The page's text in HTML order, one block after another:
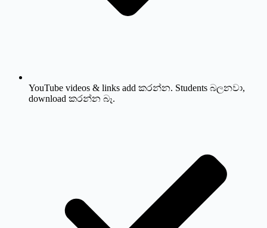
YouTube videos & links add කරන්න. Students බලනවා,
download කරන්න බෑ.